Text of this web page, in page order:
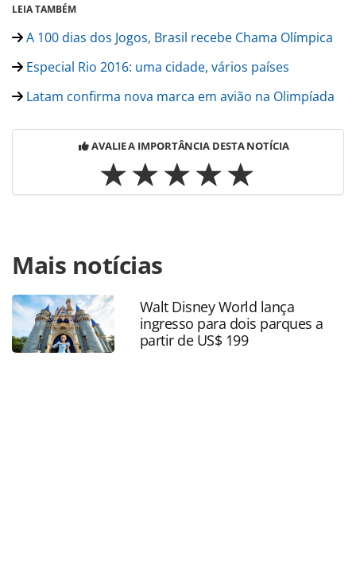
LEIA TAMBÉM
A 100 dias dos Jogos, Brasil recebe Chama Olímpica
Especial Rio 2016: uma cidade, vários países
Latam confirma nova marca em avião na Olimpíada
AVALIE A IMPORTÂNCIA DESTA NOTÍCIA
https://www.panrotas.com.br/noticia-
turismo/aviacao/2016/04/latam-voos-decolam-com-nova-
marca-em-maio_125372.html ou as ferramentas oferecidas
na página. Todo o conteúdo produzido pela PANROTAS
Editora é protegido pela legislação brasileira sobre direito
autoral. Não reproduza o conteúdo sem autorização da
Mais notícias
Walt Disney World lança
ingresso para dois parques a
partir de US$ 199